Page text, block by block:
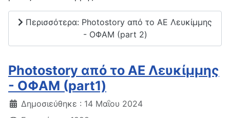
Περισσότερα: Photostory από το ΑΕ Λευκίμμης
- ΟΦΑΜ (part 2)
Photostory από το ΑΕ Λευκίμμης
- ΟΦΑΜ (part1)
Δημοσιεύθηκε : 14 Μαΐου 2024